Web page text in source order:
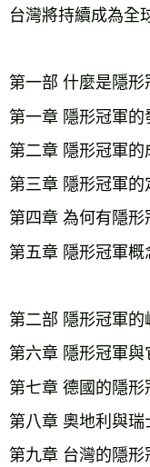
台灣將持續成為全
第一部 什麼是隱形
第一章 隱形冠軍的
第二章 隱形冠軍的
第三章 隱形冠軍的
第四章 為何有隱形
第五章 隱形冠軍概
第二部 隱形冠軍的
第六章 隱形冠軍與
第七章 德國的隱形
第八章 奧地利與瑞
第九章 台灣的隱形